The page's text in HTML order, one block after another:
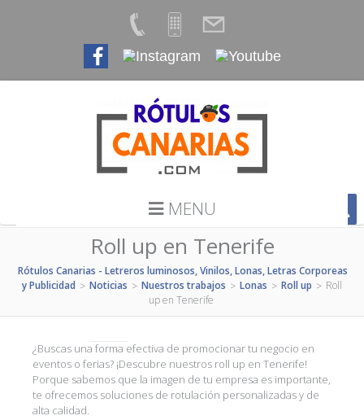
MENU
Roll up en Tenerife
Rótulos Canarias - Letreros luminosos, Vinilos, Lonas, Letras Corporeas
y Publicidad > Noticias > Nuestros trabajos > Lonas > Roll up > Roll
up en Tenerife
¿Buscas una forma efectiva de promocionar tu negocio en
eventos o ferias? ¡Descubre nuestros roll up en Tenerife!
Porque sabemos que la imagen de tu empresa es importante,
te ofrecemos soluciones de rotulación personalizadas y de
alta calidad.